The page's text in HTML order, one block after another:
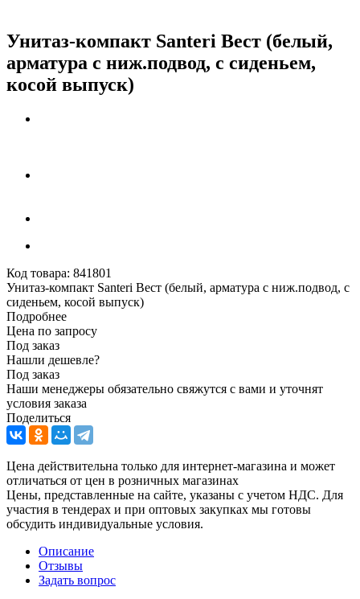
Унитаз-компакт Santeri Вест (белый,
арматура с ниж.подвод, с сиденьем,
косой выпуск)
Код товара: 841801
Унитаз-компакт Santeri Вест (белый, арматура с ниж.подвод, с
сиденьем, косой выпуск)
Подробнее
Цена по запросу
Под заказ
Нашли дешевле?
Под заказ
Наши менеджеры обязательно свяжутся с вами и уточнят
условия заказа
Поделиться
Цена действительна только для интернет-магазина и может
отличаться от цен в розничных магазинах
Цены, представленные на сайте, указаны с учетом НДС. Для
участия в тендерах и при оптовых закупках мы готовы
обсудить индивидуальные условия.
Описание
Отзывы
Задать вопрос